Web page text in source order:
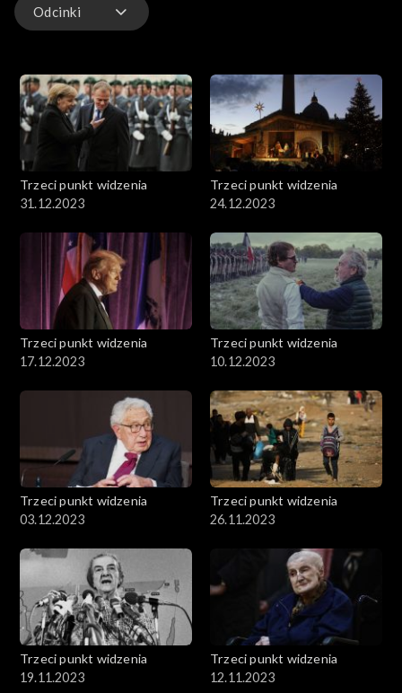
Odcinki
Trzeci punkt widzenia
31.12.2023
Trzeci punkt widzenia
24.12.2023
Trzeci punkt widzenia
17.12.2023
Trzeci punkt widzenia
10.12.2023
Trzeci punkt widzenia
03.12.2023
Trzeci punkt widzenia
26.11.2023
Trzeci punkt widzenia
19.11.2023
Trzeci punkt widzenia
12.11.2023